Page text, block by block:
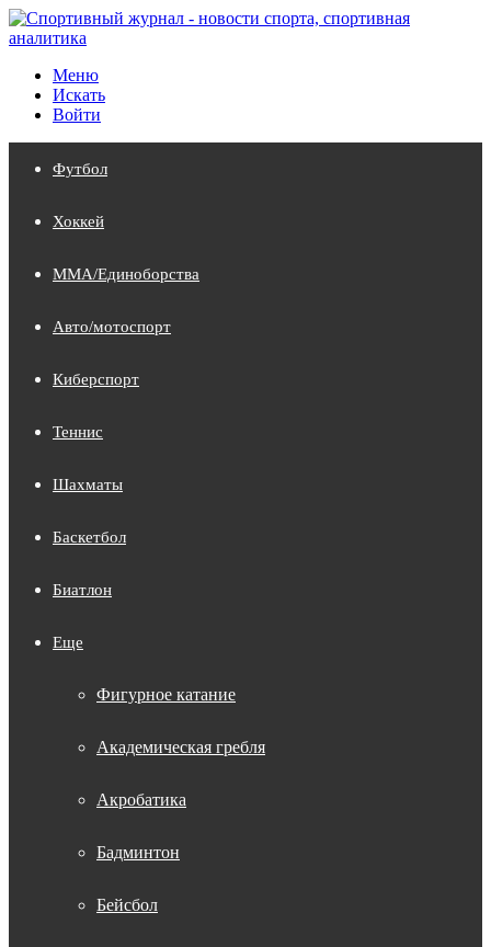
Меню
Искать
Войти
Футбол
Хоккей
MMA/Единоборства
Авто/мотоспорт
Киберспорт
Теннис
Шахматы
Баскетбол
Биатлон
Еще
Фигурное катание
Академическая гребля
Акробатика
Бадминтон
Бейсбол